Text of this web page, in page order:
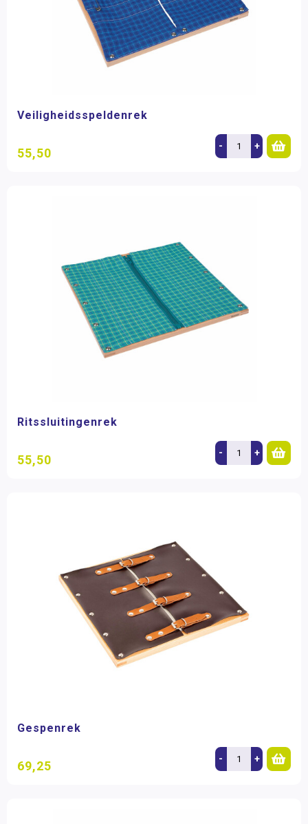
Veiligheidsspeldenrek
55,50 - +
Ritssluitingenrek
55,50 - +
Gespenrek
69,25 - +